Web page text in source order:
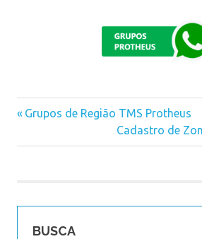
Previous
Grupos de Região TMS Protheus
Next
Post:
Cadastro de
BUSCA